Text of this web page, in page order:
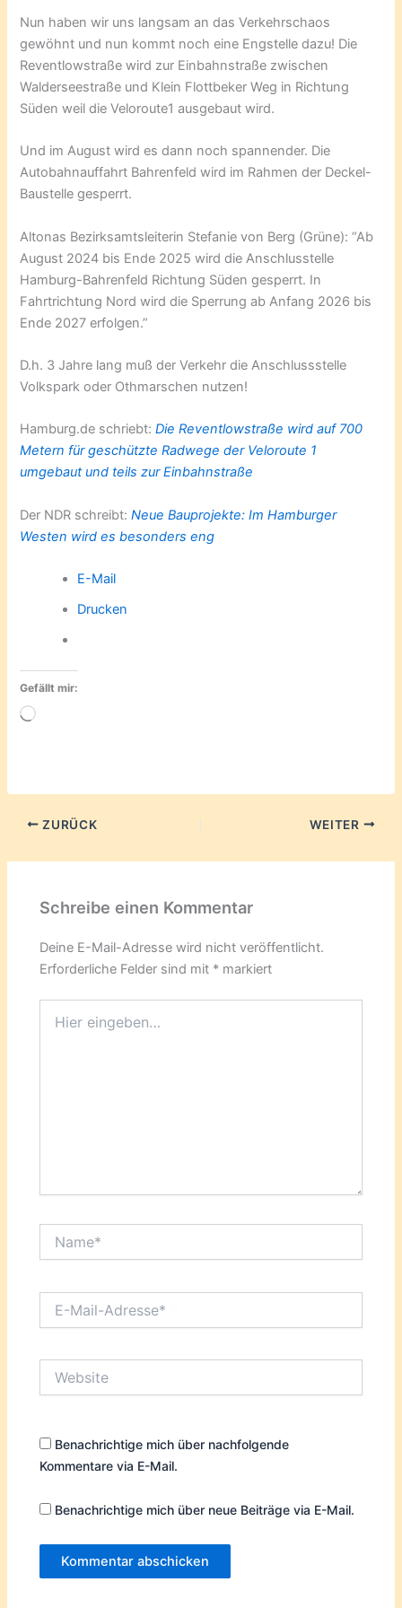
Nun haben wir uns langsam an das Verkehrschaos
gewöhnt und nun kommt noch eine Engstelle dazu! Die
Reventlowstraße wird zur Einbahnstraße zwischen
Walderseestraße und Klein Flottbeker Weg in Richtung
Süden weil die Veloroute1 ausgebaut wird.
Und im August wird es dann noch spannender. Die
Autobahnauffahrt Bahrenfeld wird im Rahmen der Deckel-
Baustelle gesperrt.
Altonas Bezirksamtsleiterin Stefanie von Berg (Grüne): “Ab
August 2024 bis Ende 2025 wird die Anschlusstelle
Hamburg-Bahrenfeld Richtung Süden gesperrt. In
Fahrtrichtung Nord wird die Sperrung ab Anfang 2026 bis
Ende 2027 erfolgen.”
D.h. 3 Jahre lang muß der Verkehr die Anschlussstelle
Volkspark oder Othmarschen nutzen!
Hamburg.de schriebt:DieReventlowstraße wird auf 700
Metern für geschützte Radwege der Veloroute 1
umgebaut und teils zur Einbahnstraße
Der NDR schreibt:Neue Bauprojekte: Im Hamburger
Westen wird es besonders eng
E-Mail
Drucken
Gefällt mir:
Wird
ZURÜCK WEITER
Schreibe einen Kommentar
Deine E-Mail-Adresse wird nicht veröffentlicht.
Erforderliche Felder sind mit * markiert
eingeben…
Mail-
Benachrichtige mich über nachfolgende
Kommentare via E-Mail.
Benachrichtige mich über neue Beiträge via E-Mail.